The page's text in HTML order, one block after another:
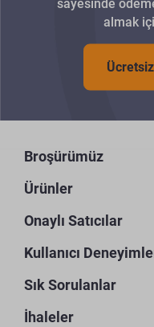
sayesinde
almak
Broşürümüz
Ürünler
Onaylı Satıcılar
Kullanıcı
Sık Sorulanlar
İhaleler